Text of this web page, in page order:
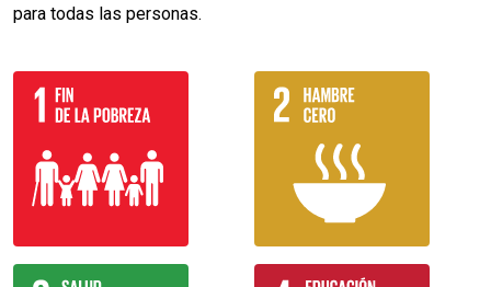
para todas las personas.